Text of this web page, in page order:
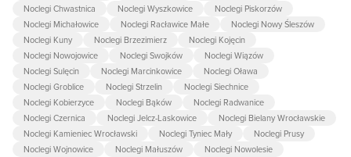
Noclegi Chwastnica
Noclegi Wyszkowice
Noclegi Piskorzów
Noclegi Michałowice
Noclegi Racławice Małe
Noclegi Nowy Śleszów
Noclegi Kuny
Noclegi Brzezimierz
Noclegi Kojęcin
Noclegi Nowojowice
Noclegi Swojków
Noclegi Wiązów
Noclegi Sulęcin
Noclegi Marcinkowice
Noclegi Oława
Noclegi Groblice
Noclegi Strzelin
Noclegi Siechnice
Noclegi Kobierzyce
Noclegi Bąków
Noclegi Radwanice
Noclegi Czernica
Noclegi Jelcz-Laskowice
Noclegi Bielany Wrocławskie
Noclegi Kamieniec Wrocławski
Noclegi Tyniec Mały
Noclegi Prusy
Noclegi Wojnowice
Noclegi Małuszów
Noclegi Nowolesie